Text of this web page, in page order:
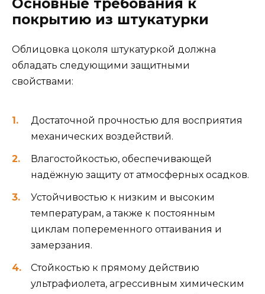
Основные требования к
покрытию из штукатурки
Облицовка цоколя штукатуркой должна
обладать следующими защитными
свойствами:
Достаточной прочностью для восприятия
механических воздействий.
Влагостойкостью, обеспечивающей
надёжную защиту от атмосферных осадков.
Устойчивостью к низким и высоким
температурам, а также к постоянным
циклам попеременного оттаивания и
замерзания.
Стойкостью к прямому действию
ультрафиолета, агрессивным химическим